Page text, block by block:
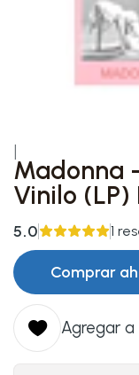
Madonna
Vinilo (LP)
5.0 1
Comprar
Agregar